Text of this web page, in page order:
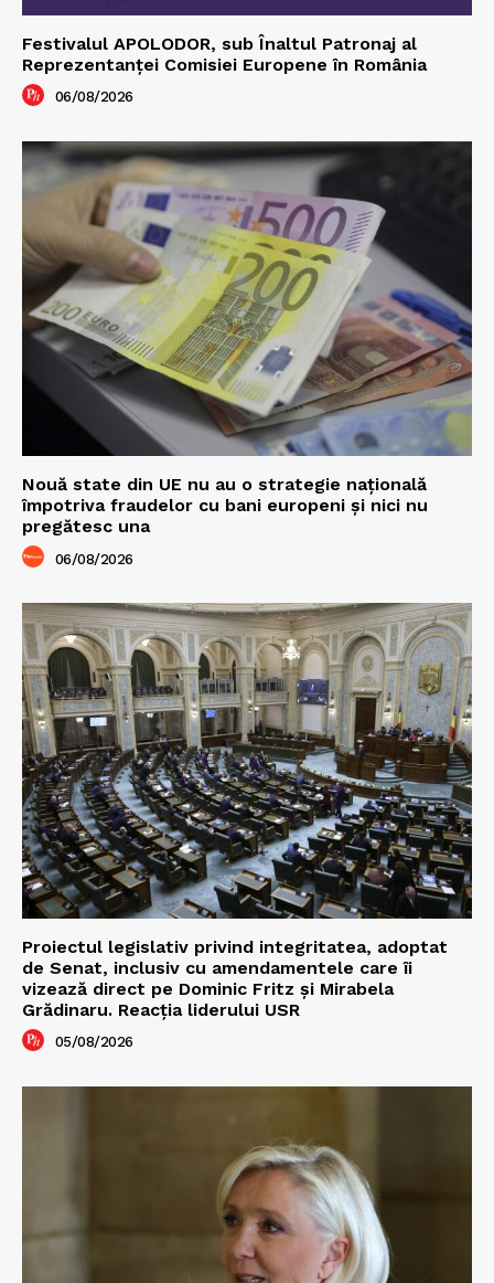
Festivalul APOLODOR, sub Înaltul Patronaj al
Reprezentanței Comisiei Europene în România
06/08/2026
Nouă state din UE nu au o strategie națională
împotriva fraudelor cu bani europeni și nici nu
pregătesc una
06/08/2026
Proiectul legislativ privind integritatea, adoptat
de Senat, inclusiv cu amendamentele care îi
vizează direct pe Dominic Fritz și Mirabela
Grădinaru. Reacția liderului USR
05/08/2026